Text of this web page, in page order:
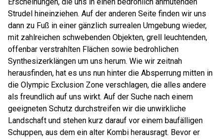
Strudel hineinziehen. Auf der anderen Seite finden wir uns
dann zu Fuß in einer gänzlich surrealen Umgebung wieder,
mit zahlreichen schwebenden Objekten, grell leuchtenden,
offenbar verstrahlten Flächen sowie bedrohlichen
Synthesizerklängen um uns herum. Wie wir zeitnah
herausfinden, hat es uns nun hinter die Absperrung mitten in
die Olympic Exclusion Zone verschlagen, die alles andere
als freundlich auf uns wirkt. Auf der Suche nach einem
geeigneten Schutz durchstreifen wir die unwirkliche
Landschaft und stehen kurz darauf vor einem baufälligen
Schuppen, aus dem ein alter Kombi herausragt. Bevor er